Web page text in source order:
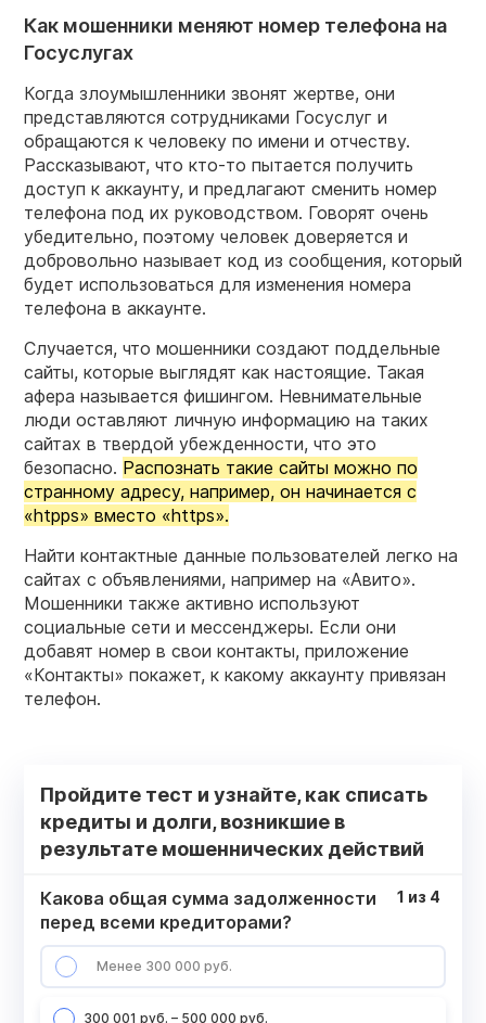
Как мошенники меняют номер телефона на
Госуслугах
Когда злоумышленники звонят жертве, они
представляются сотрудниками Госуслуг и
обращаются к человеку по имени и отчеству.
Рассказывают, что кто-то пытается получить
доступ к аккаунту, и предлагают сменить номер
телефона под их руководством. Говорят очень
убедительно, поэтому человек доверяется и
добровольно называет код из сообщения, который
будет использоваться для изменения номера
телефона в аккаунте.
Случается, что мошенники создают поддельные
сайты, которые выглядят как настоящие. Такая
афера называется фишингом. Невнимательные
люди оставляют личную информацию на таких
сайтах в твердой убежденности, что это
безопасно. Распознать такие сайты можно по
странному адресу, например, он начинается с
«htpps» вместо «https».
Найти контактные данные пользователей легко на
сайтах с объявлениями, например на «Авито».
Мошенники также активно используют
социальные сети и мессенджеры. Если они
добавят номер в свои контакты, приложение
«Контакты» покажет, к какому аккаунту привязан
телефон.
Пройдите тест и узнайте, как списать
кредиты и долги, возникшие в
результате мошеннических действий
Какова общая сумма задолженности
перед всеми кредиторами?
Менее 300 000 руб.
300 001 руб. – 500 000 руб.
1 из 4